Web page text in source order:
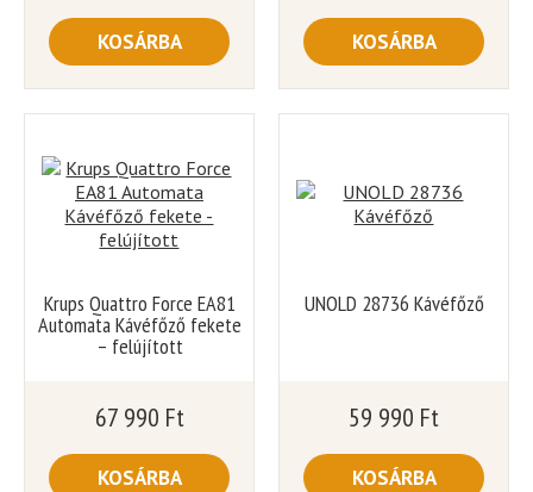
KOSÁRBA KOSÁRBA
Krups Quattro Force EA81
Automata Kávéfőző fekete
– felújított
67 990 Ft
KOSÁRBA
UNOLD 28736 Kávéfőző
59 990 Ft
KOSÁRBA